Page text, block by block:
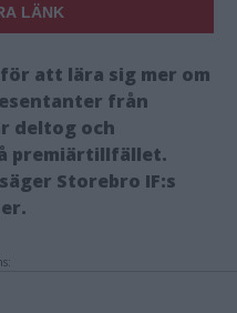
LÄNK
att lära sig mer om
från
deltog och
premiärtillfället.
Storebro IF:s